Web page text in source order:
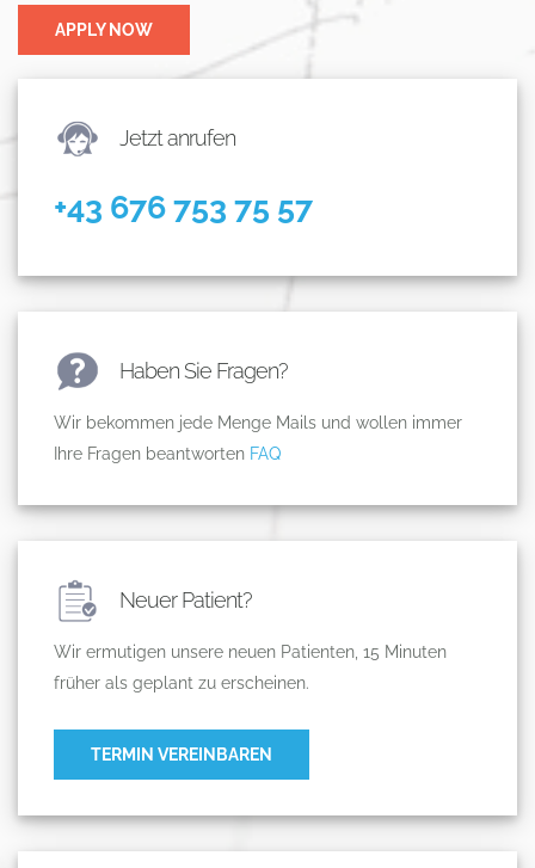
APPLY NOW
Jetzt anrufen
+43 676 753 75 57
Haben Sie Fragen?
Wir bekommen jede Menge Mails und wollen immer
Ihre Fragen beantworten FAQ
Neuer Patient?
Wir ermutigen unsere neuen Patienten, 15 Minuten
früher als geplant zu erscheinen.
TERMIN VEREINBAREN